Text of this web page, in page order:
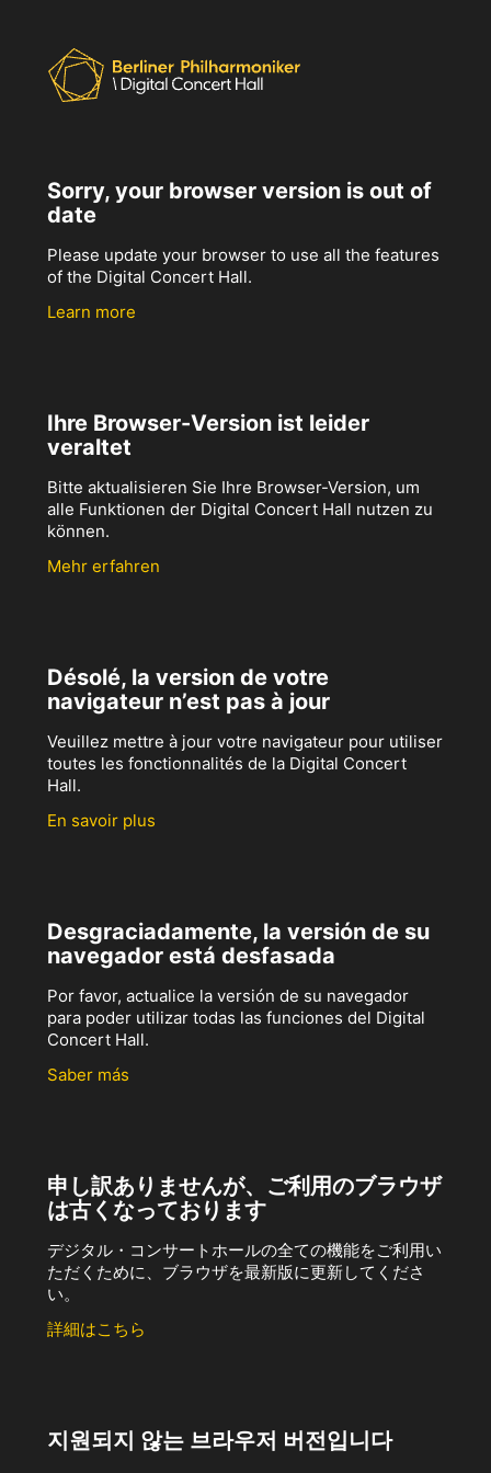
Sorry, your browser version is out of
date
Please update your browser to use all the features
of the Digital Concert Hall.
Learn more
Ihre Browser-Version ist leider
veraltet
Bitte aktualisieren Sie Ihre Browser-Version, um
alle Funktionen der Digital Concert Hall nutzen zu
können.
Mehr erfahren
Désolé, la version de votre
navigateur n’est pas à jour
Veuillez mettre à jour votre navigateur pour utiliser
toutes les fonctionnalités de la Digital Concert
Hall.
En savoir plus
Desgraciadamente, la versión de su
navegador está desfasada
Por favor, actualice la versión de su navegador
para poder utilizar todas las funciones del Digital
Concert Hall.
Saber más
申し訳ありませんが、ご利用のブラウザ
は古くなっております
デジタル・コンサートホールの全ての機能をご利用い
ただくために、ブラウザを最新版に更新してくださ
い。
詳細はこちら
지원되지 않는 브라우저 버전입니다